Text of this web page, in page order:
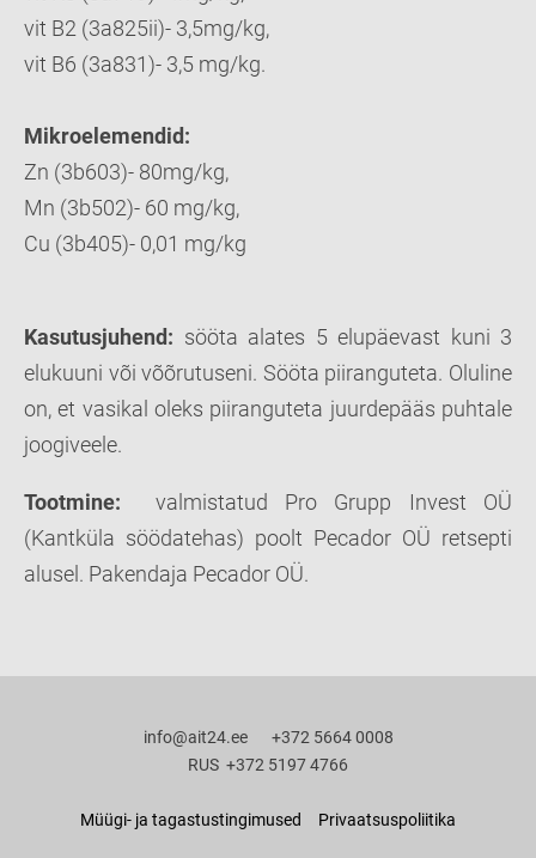
vit B2 (3a825ii)- 3,5mg/kg,
vit B6 (3a831)- 3,5 mg/kg.
Mikroelemendid:
Zn (3b603)- 80mg/kg,
Mn (3b502)- 60 mg/kg,
Cu (3b405)- 0,01 mg/kg
Kasutusjuhend: sööta alates 5 elupäevast kuni 3
elukuuni või võõrutuseni. Sööta piiranguteta. Oluline
on, et vasikal oleks piiranguteta juurdepääs puhtale
joogiveele.
Tootmine: valmistatud Pro Grupp Invest OÜ
(Kantküla söödatehas) poolt Pecador OÜ retsepti
alusel. Pakendaja Pecador OÜ.
info@ait24.ee +372 5664 0008
RUS +372 5197 4766
Müügi- ja tagastustingimused Privaatsuspoliitika